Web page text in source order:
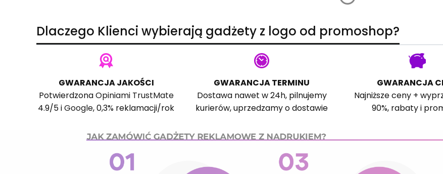
Dlaczego Klienci wybierają gadżety z logo od promoshop?
GWARANCJA JAKOŚCI
PotwierdzonaOpiniami TrustMate
4.9/5 iGoogle, 0,3% reklamacji/rok
GWARANCJA TERMINU
Dostawa nawet w 24h, pilnujemy
kurierów, uprzedzamy o dostawie
GWARANCJA
Najniższe ceny +
90%, rabaty i